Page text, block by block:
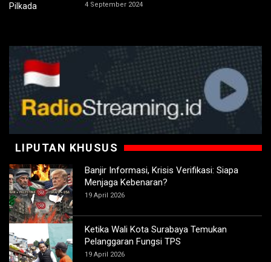
4 September 2024
LIPUTAN KHUSUS
Banjir Informasi, Krisis Verifikasi: Siapa
Menjaga Kebenaran?
19 April 2026
Ketika Wali Kota Surabaya Temukan
Pelanggaran Fungsi TPS
19 April 2026